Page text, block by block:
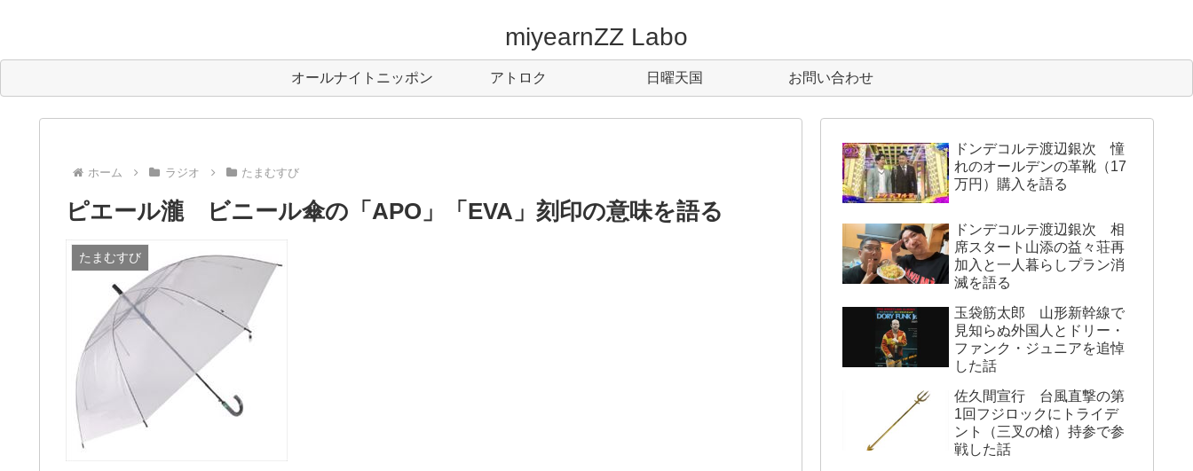
miyearnZZ Labo
オールナイトニッポン アトロク 日曜天国 お問い合わせ
ホーム ラジオ たまむすび
ピエール瀧 ビニール傘の「APO」「EVA」刻印の意味を語る
たまむすび
ドンデコルテ渡辺銀次 憧
れのオールデンの革靴（17
万円）購入を語る
ドンデコルテ渡辺銀次 相
席スタート山添の益々荘再
加入と一人暮らしプラン消
滅を語る
玉袋筋太郎 山形新幹線で
見知らぬ外国人とドリー・
ファンク・ジュニアを追悼
した話
佐久間宣行 台風直撃の第
1回フジロックにトライデ
ント（三叉の槍）持参で参
戦した話